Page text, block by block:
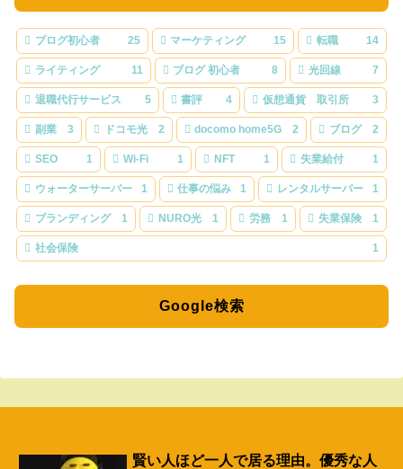
ブログ初心者 25 マーケティング 15 転職 14
ライティング 11 ブログ 初心者 8 光回線 7
退職代行サービス 5 書評 4 仮想通貨 取引所 3
副業 3 ドコモ光 2 docomo home5G 2 ブログ 2
SEO 1 Wi-Fi 1 NFT 1 失業給付 1
ウォーターサーバー 1 仕事の悩み 1 レンタルサーバー 1
ブランディング 1 NURO光 1 労務 1 失業保険 1
社会保険 1
Google検索
賢い人ほど一人で居る理由。優秀な人